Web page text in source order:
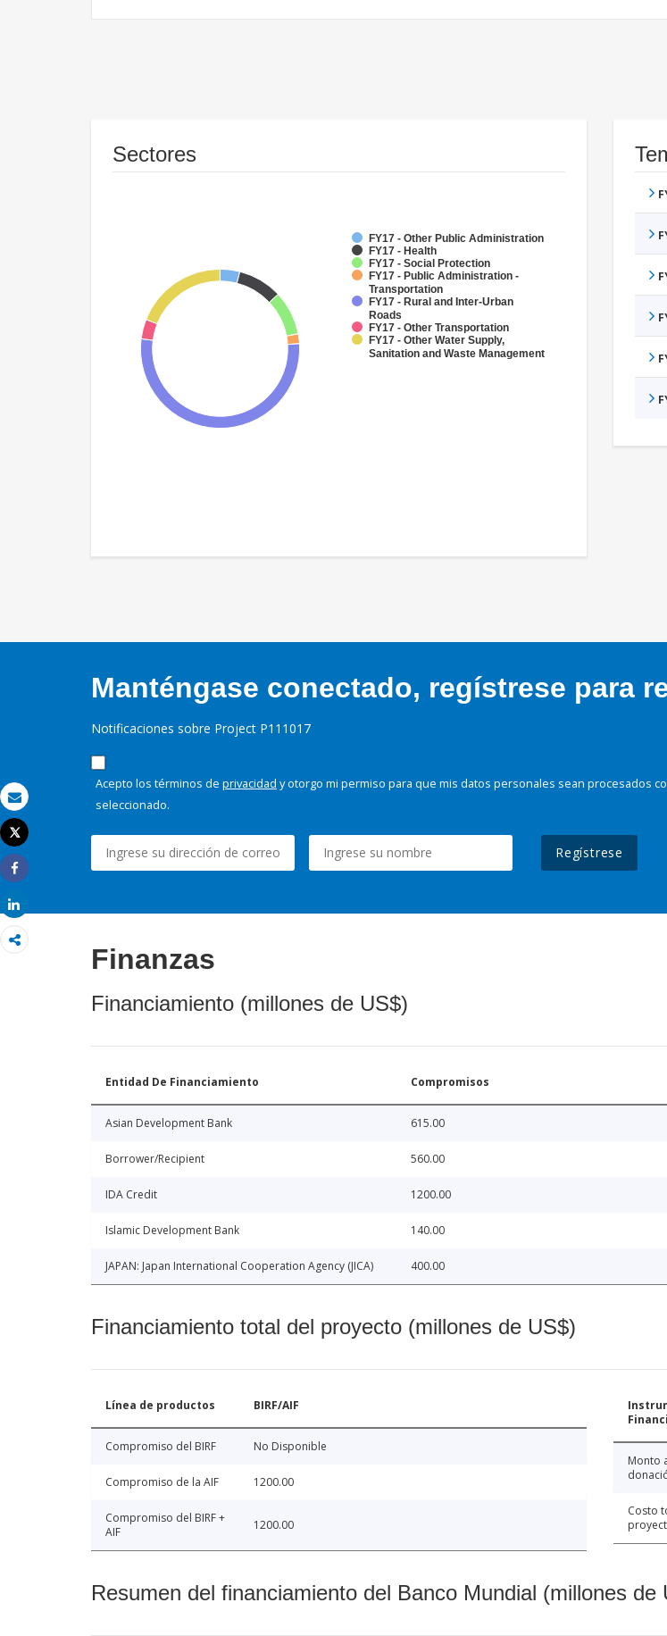
Correo electrónico
Imprimir
Tweet
Share
Sectores
FY17 - Other Public Administration
FY17 - Health
FY17 - Social Protection
FY17 - Public Administration -
Transportation
FY17 - Rural and Inter-Urban
Roads
FY17 - Other Transportation
FY17 - Other Water Supply,
Sanitation and Waste Management
Manténgase conectado, regístrese para
Notificaciones sobre Project P111017
Acepto los términos de privacidad y otorgo mi permiso para que mis datos personales sean procesados
seleccionado.
Regístrese
Finanzas
Financiamiento (millones de US$)
Entidad De Financiamiento Compromisos
Asian Development Bank 615.00
Borrower/Recipient 560.00
IDA Credit 1200.00
Islamic Development Bank 140.00
JAPAN: Japan International Cooperation Agency (JICA) 400.00
Financiamiento total del proyecto (millones de US$)
Línea de productos BIRF/AIF
Compromiso del BIRF No Disponible
Compromiso de la AIF 1200.00
Compromiso del BIRF +
AIF
1200.00
Monto
Costo
Resumen del financiamiento del Banco Mundial (millones